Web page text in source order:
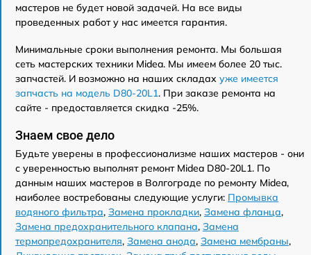
мастеров не будет новой задачей. На все виды
проведенных работ у нас имеется гарантия.
Минимальные сроки выполнения ремонта. Мы большая
сеть мастерских техники Midea. Мы имеем более 20 тыс.
запчастей. И возможно на наших складах уже имеется
запчасть на модель D80-20L1. При заказе ремонта на
сайте - предоставляется скидка -25%.
Знаем свое дело
Будьте уверены в профессионализме наших мастеров - они
с уверенностью выполнят ремонт Midea D80-20L1. По
данным наших мастеров в Волгограде по ремонту Midea,
наиболее востребованы следующие услуги: Промывка
водяного фильтра, Замена прокладки, Замена фланца,
Замена предохранительного клапана, Замена
термопредохранителя, Замена анода, Замена мембраны,